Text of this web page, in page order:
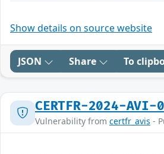
Show details on source website
JSON Share To
CERTFR-2024-AVI-
Vulnerability from certfr_avis -